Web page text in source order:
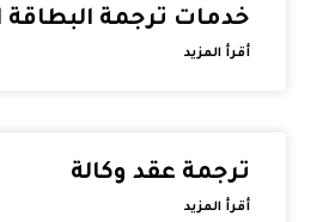
خدمات ترجمة
أقرأ المزيد
ترجمة عقد وكالة
أقرأ المزيد